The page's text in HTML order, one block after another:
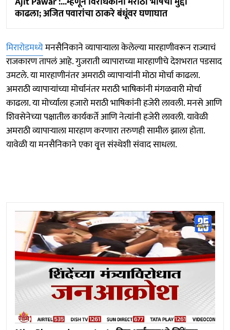
काढला; अजित पवारांचा ठाकरे बंधूंवर घणाघात
मिरारोडमध्येमनसैनिकाने व्यापाऱ्याला केलेल्या मारहाणीवरून राज्याचं
राजकारण तापलं आहे. गुजराती व्यापाराच्या मारहाणीचे देशभरात पडसाद
उमटले. या मारहाणीनंतर अमराठी व्यापाऱ्यांनी मोठा मोर्चा काढला.
अमराठी व्यापाऱ्यांच्या मोर्चानंतर मराठी भाषिकांनी मंगळवारी मोर्चा
काढला. या मोर्च्याला हजारो मराठी भाषिकांनी हजेरी लावली. मनसे आणि
शिवसेनेच्या पक्षातील कार्यकर्ते आणि नेत्यांनी हजेरी लावली. यावेळी
अमराठी व्यापाऱ्याला मारहाण करणारा तरुणही सामील झाला होता.
यावेळी या मनसैनिकाने एका वृ्त्त संस्थेशी संवाद साधला.